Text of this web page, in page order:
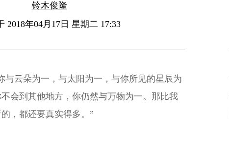
铃木俊隆
2018年04月17日 星期二 17:33
云朵为一，与太阳为一，与你所见的星辰为
会到其他地方，你仍然与万物为一。那比我
，都还要真实得多。”